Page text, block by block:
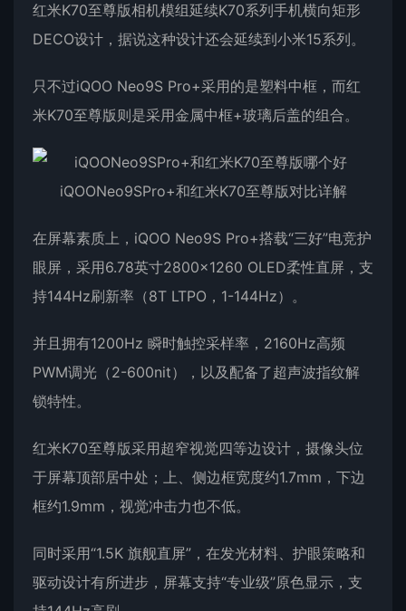
红米K70至尊版相机模组延续K70系列手机横向矩形
DECO设计，据说这种设计还会延续到小米15系列。
只不过iQOO Neo9S Pro+采用的是塑料中框，而红
米K70至尊版则是采用金属中框+玻璃后盖的组合。
在屏幕素质上，iQOO Neo9S Pro+搭载“三好”电竞护
眼屏，采用6.78英寸2800×1260 OLED柔性直屏，支
持144Hz刷新率（8T LTPO，1-144Hz）。
并且拥有1200Hz 瞬时触控采样率，2160Hz高频
PWM调光（2-600nit），以及配备了超声波指纹解
锁特性。
红米K70至尊版采用超窄视觉四等边设计，摄像头位
于屏幕顶部居中处；上、侧边框宽度约1.7mm，下边
框约1.9mm，视觉冲击力也不低。
同时采用“1.5K 旗舰直屏”，在发光材料、护眼策略和
驱动设计有所进步，屏幕支持“专业级”原色显示，支